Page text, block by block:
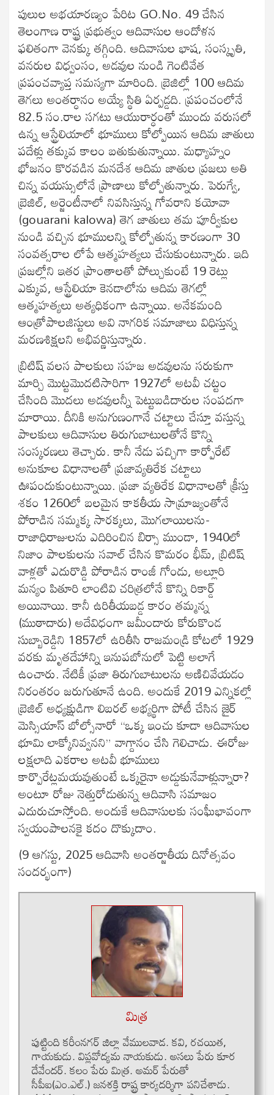
పులుల అభయారణ్యం పేరిట GO.No. 49 చేసిన
తెలంగాణ రాష్ట్ర ప్రభుత్వం ఆదివాసుల ఆందోళన
ఫలితంగా వెనక్కు తగ్గింది. ఆదివాసుల భాష, సంస్కృతి,
వనరుల విధ్వంసం, అడవుల నుండి గెంటివేత
ప్రపంచవ్యాప్త సమస్యగా మారింది. బ్రెజిల్లో 100 ఆదిమ
తెగలు అంతర్ధానం అయ్యే స్థితి ఏర్పడ్డది. ప్రపంచంలోనే
82.5 సం.రాల సగటు ఆయురార్ధంతో ముందు వరుసలో
ఉన్న ఆస్ట్రేలియాలో భూములు కోల్పోయిన ఆదిమ జాతులు
పదేళ్లు తక్కువ కాలం బతుకుతున్నాయి. మధ్యాహ్నం
భోజనం కొరవడిన మనదేశ ఆదిమ జాతుల ప్రజలు అతి
చిన్న వయస్సులోనే ప్రాణాలు కోల్పోతున్నారు. పెరుగ్వే,
బ్రెజిల్, అర్జెంటీనాలో నివసిస్తున్న గోవరాని కయోవా
(gouarani kalowa) తెగ జాతులు తమ పూర్వీకుల
నుండి వచ్చిన భూములన్ని కోల్పోతున్న కారణంగా 30
సంవత్సరాల లోపే ఆత్మహత్యలు చేసుకుంటున్నారు. ఇది
ప్రజల్లోని ఇతర ప్రాంతాలతో పోల్చుకుంటే 19 రెట్లు
ఎక్కువ, ఆస్ట్రేలియా కెనడాలోను ఆదిమ తెగల్లో
ఆత్మహత్యలు అత్యధికంగా ఉన్నాయి. అనేకమంది
ఆంత్రోపాలజిస్టులు అవి నాగరిక సమాజాలు విధిస్తున్న
మరణశిక్షలని అభివర్ణిస్తున్నారు.
బ్రిటిష్ వలస పాలకులు సహజ అడవులను సరుకుగా
మార్చి మొట్టమొదటిసారిగా 1927లో అటవీ చట్టం
చేసింది మొదలు అడవులన్నీ పెట్టుబడిదారుల సంపదగా
మారాయి. దీనికి అనుగుణంగానే చట్టాలు చేస్తూ వస్తున్న
పాలకులు ఆదివాసుల తిరుగుబాటులతోనే కొన్ని
సంస్కరణలు తెచ్చారు. కానీ నేడు పచ్చిగా కార్పోరేట్
అనుకూల విధానాలతో ప్రజావ్యతిరేక చట్టాలు
ఊపందుకుంటున్నాయి. ప్రజా వ్యతిరేక విధానాలతో క్రీస్తు
శకం 1260లో బలమైన కాకతీయ సామ్రాజ్యంతోనే
పోరాడిన సమ్మక్క సారక్కలు, మొగలాయిలను-
రాజాధిరాజులను ఎదిరించిన బిర్సా ముండా, 1940లో
నిజాం పాలకులను సవాల్ చేసిన కొమరం భీమ్, బ్రిటిష్
వాళ్లతో ఎదురొడ్డి పోరాడిన రాంజీ గోండు, అల్లూరి
మన్యం పితూరి లాంటివి చరిత్రలోనే కొన్ని రికార్డ్
అయినాయి. కానీ ఉరితీయబడ్డ కారం తమ్మన్న
(ముఠాదారు) అదేవిధంగా జమీందారు కోరుకొండ
సుబ్బారెడ్డిని 1857లో ఉరితీసి రాజమండ్రి కోటలో 1929
వరకు మృతదేహాన్ని ఇనుపబోనులో పెట్టి అలాగే
ఉంచారు. నేటికీ ప్రజా తిరుగుబాటులను అణిచివేయడం
నిరంతరం జరుగుతూనే ఉంది. అందుకే 2019 ఎన్నికల్లో
బ్రెజిల్ అధ్యక్షుడిగా లిబరల్ అభ్యర్థిగా పోటీ చేసిన జైర్
మెస్సియాస్ బోల్సోనారో “ఒక్క ఇంచు కూడా ఆదివాసుల
భూమి లాక్కోనివ్వనని” వాగ్దానం చేసి గెలిచాడు. ఈరోజు
లక్షలాది ఎకరాల అటవీ భూములు
కార్పొరేట్లమయవుతుంటే ఒక్కరైనా అడ్డుకునేవాళ్లున్నారా?
అంటూ రోజు నెత్తురోడుతున్న ఆదివాసి సమాజం
ఎదురుచూస్తోంది. అందుకే ఆదివాసులకు సంఘీభావంగా
స్వయంపాలనకై కదం దొక్కుదాం.
(9 ఆగస్టు, 2025 ఆదివాసి అంతర్జాతీయ దినోత్సవం
సందర్భంగా)
మిత్ర
పుట్టింది కరీంనగర్ జిల్లా వేములవాడ. కవి, రచయిత,
గాయకుడు. విప్లవోద్యమ నాయకుడు. అసలు పేరు కూర
దేవేందర్. కలం పేరు మిత్ర. అమర్ పేరుతో
సీపీఐ(ఎం.ఎల్.) జనశక్తి రాష్ట్ర కార్యదర్శిగా పనిచేశాడు.